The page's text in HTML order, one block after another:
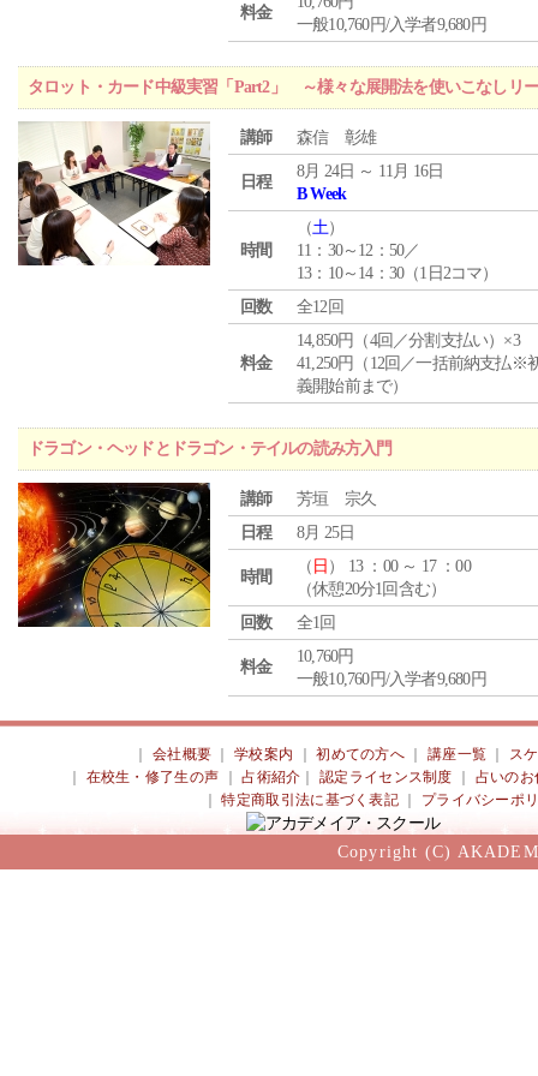
料金
一般10,760円/入学者9,680円
タロット・カード中級実習「Part2」 ～様々な展開法を使いこなしリ
講師 森信 彰雄
日程
8月 24日 ～ 11月 16日
B Week
時間
（土）
11：30～12：50／
13：10～14：30（1日2コマ）
回数
全12回
料金
14,850円（4回／分割支払い）×3
41,250円（12回／一括前納支払※
義開始前まで）
ドラゴン・ヘッドとドラゴン・テイルの読み方入門
講師
芳垣 宗久
日程
8月 25日
時間
（ 日 ） 13 ：00 ～ 17 ：00
（休憩20分1回含む）
回数
全1回
料金
10,760円
一般10,760円/入学者9,680円
会社概要 ｜学校案内 ｜初めての方へ 講座一覧
ス
在校生・修了生の声 ｜占術紹介 ｜認定ライセンス制度
占いのお
｜特定商取引法に基づく表記 プライバシーポ
Copyright (C)